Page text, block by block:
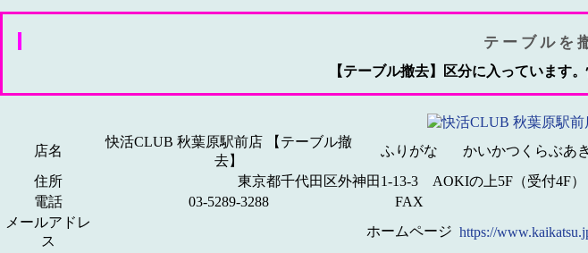
テーブルを
【テーブル撤去】区分に入っています
店名
快活CLUB 秋葉原駅前店 【テーブル撤
去】
ふりがな
かいかつくらぶあ
住所
東京都千代田区外神田1-13-3 AOKIの上5F（受付4F）
電話
03-5289-3288
FAX
メールアドレ
ス
ホームページ https://